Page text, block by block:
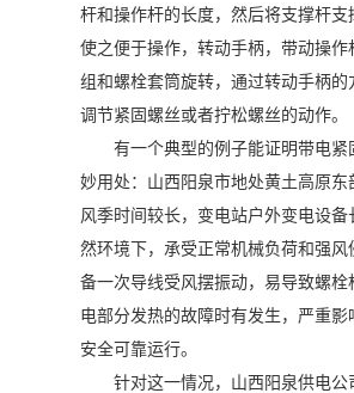
杆和操作杆的长度，然后将支撑杆支
使之便于操作，转动手柄，带动操作
组和螺栓套筒旋转，通过转动手柄的
调节紧固螺丝或者拧松螺丝的动作。
有一个典型的例子能证明带电紧
妙用处：山西阳泉市地处黄土高原东
风季时间较长，变电站户外变电设备
然环境下，承受正常机械负荷和强风
备一次导线受风摆振动，易导致螺栓
电部分发热的故障时有发生，严重影
安全可靠运行。
针对这一情况，山西阳泉供电公